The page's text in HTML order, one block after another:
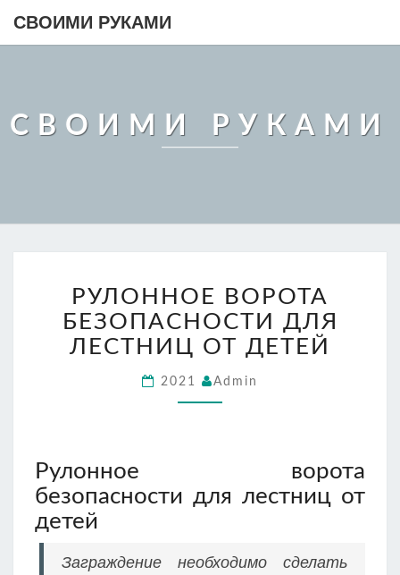
СВОИМИ РУКАМИ
СВОИМИ РУКАМИ
ВОРОТА
БЕЗОПАСНОСТИ
ДЛЯ
ЛЕСТНИЦ
ОТ
РУЛОННОЕ ВОРОТА
БЕЗОПАСНОСТИ ДЛЯ
ЛЕСТНИЦ ОТ ДЕТЕЙ
2021 Admin
Рулонное ворота
безопасности для лестниц от
детей
Заграждение необходимо сделать